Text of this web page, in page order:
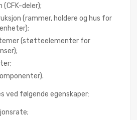
(CFK-deler);
(rammer, holdere og hus for
(støtteelementer for
ved følgende egenskaper: